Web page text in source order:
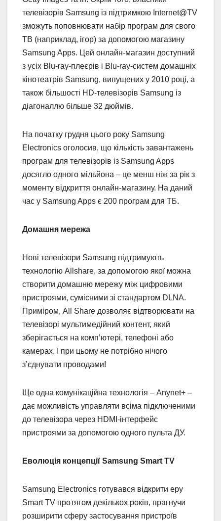
телевізорів Samsung із підтримкою Internet@TV
зможуть поповнювати набір програм для свого
ТВ (наприклад, ігор) за допомогою магазину
Samsung Apps. Цей онлайн-магазин доступний
з усіх Blu-ray-плеєрів і Blu-ray-систем домашніх
кінотеатрів Samsung, випущених у 2010 році, а
також більшості HD-телевізорів Samsung із
діагоналлю більше 32 дюймів.
На початку грудня цього року Samsung
Electronics оголосив, що кількість завантажень
програм для телевізорів із Samsung Apps
досягло одного мільйона – це менш ніж за рік з
моменту відкриття онлайн-магазину. На даний
час у Samsung Apps є 200 програм для ТБ.
Домашня мережа
Нові телевізори Samsung підтримують
технологію Allshare, за допомогою якої можна
створити домашню мережу між цифровими
пристроями, сумісними зі стандартом DLNA.
Приміром, All Share дозволяє відтворювати на
телевізорі мультимедійний контент, який
зберігається на комп’ютері, телефоні або
камерах. І при цьому не потрібно нічого
з’єднувати проводами!
Ще одна комунікаційна технологія – Anynet+ –
дає можливість управляти всіма підключеними
до телевізора через HDMI-інтерфейс
пристроями за допомогою одного пульта ДУ.
Еволюція концепції Samsung Smart TV
Samsung Electronics готувався відкрити еру
Smart TV протягом декількох років, прагнучи
розширити сферу застосування пристроїв